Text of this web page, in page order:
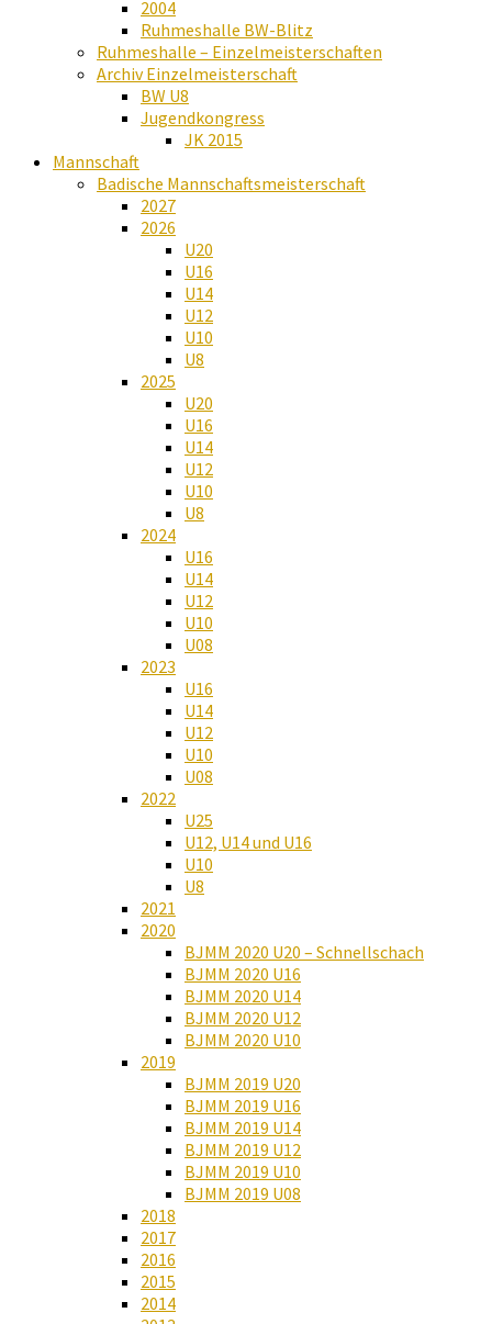
2004
Ruhmeshalle BW-Blitz
Ruhmeshalle – Einzelmeisterschaften
Archiv Einzelmeisterschaft
BW U8
Jugendkongress
JK 2015
Mannschaft
Badische Mannschaftsmeisterschaft
2027
2026
U20
U16
U14
U12
U10
U8
2025
U20
U16
U14
U12
U10
U8
2024
U16
U14
U12
U10
U08
2023
U16
U14
U12
U10
U08
2022
U25
U12, U14 und U16
U10
U8
2021
2020
BJMM 2020 U20 – Schnellschach
BJMM 2020 U16
BJMM 2020 U14
BJMM 2020 U12
BJMM 2020 U10
2019
BJMM 2019 U20
BJMM 2019 U16
BJMM 2019 U14
BJMM 2019 U12
BJMM 2019 U10
BJMM 2019 U08
2018
2017
2016
2015
2014